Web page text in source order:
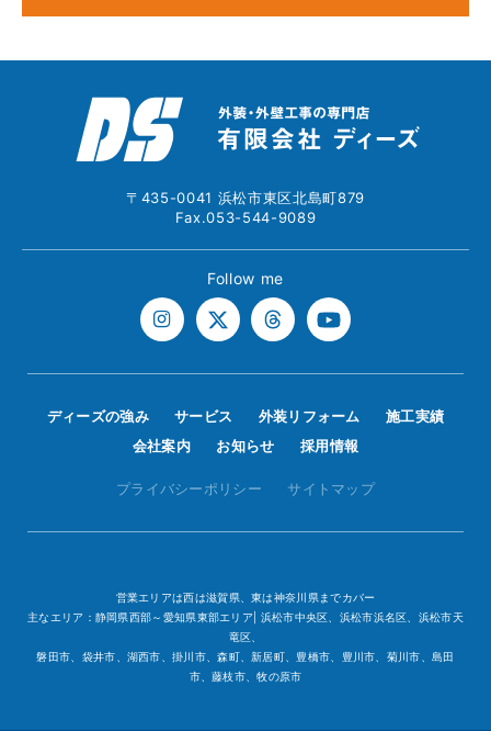
〒435-0041 浜松市東区北島町879
Fax.053-544-9089
Follow me
ディーズの強み サービス 外装リフォーム
施工実績
会社案内
お知らせ 採用情報
プライバシーポリシー サイトマップ
営業エリアは西は滋賀県、東は神奈川県までカバー
主なエリア：静岡県西部～愛知県東部エリア| 浜松市中央区、浜松市浜名区、浜松市天
竜区、
磐田市、袋井市、湖西市、掛川市、森町、新居町、豊橋市、豊川市、菊川市、島田
市、藤枝市、牧の原市